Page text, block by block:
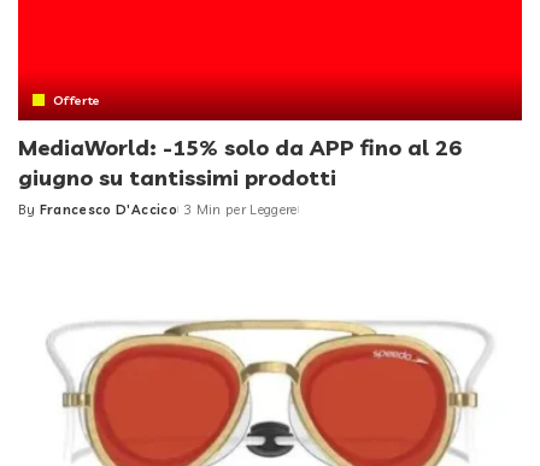
Offerte
MediaWorld: -15% solo da APP fino al 26
giugno su tantissimi prodotti
Posted
By Francesco D'Accico 3 Min per Leggere